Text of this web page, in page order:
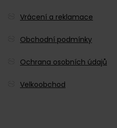
Vrácení a reklamace
Obchodní podmínky
Ochrana osobních údajů
Velkoobchod